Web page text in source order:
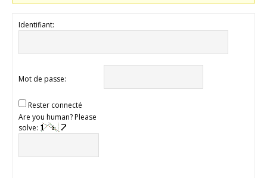
Identifiant:
Mot de passe:
Rester connecté
Are you human? Please
solve: